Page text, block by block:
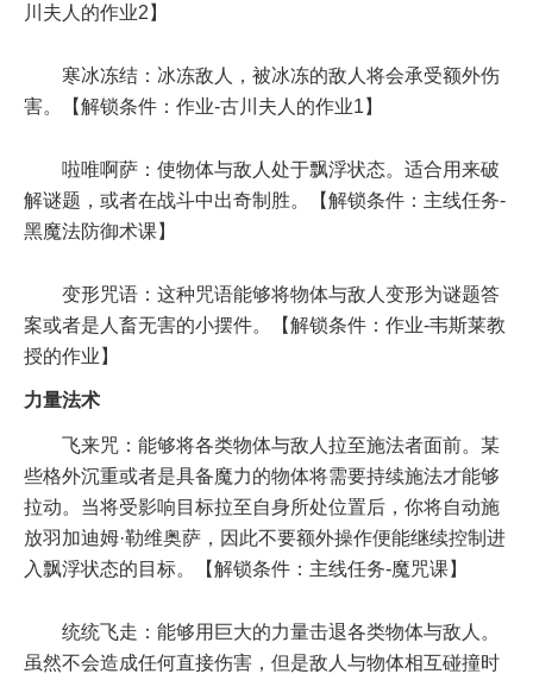
川夫人的作业2】
寒冰冻结：冰冻敌人，被冰冻的敌人将会承受额外伤
害。【解锁条件：作业-古川夫人的作业1】
啦唯啊萨：使物体与敌人处于飘浮状态。适合用来破
解谜题，或者在战斗中出奇制胜。【解锁条件：主线任务-
黑魔法防御术课】
变形咒语：这种咒语能够将物体与敌人变形为谜题答
案或者是人畜无害的小摆件。【解锁条件：作业-韦斯莱教
授的作业】
力量法术
飞来咒：能够将各类物体与敌人拉至施法者面前。某
些格外沉重或者是具备魔力的物体将需要持续施法才能够
拉动。当将受影响目标拉至自身所处位置后，你将自动施
放羽加迪姆·勒维奥萨，因此不要额外操作便能继续控制进
入飘浮状态的目标。【解锁条件：主线任务-魔咒课】
统统飞走：能够用巨大的力量击退各类物体与敌人。
虽然不会造成任何直接伤害，但是敌人与物体相互碰撞时